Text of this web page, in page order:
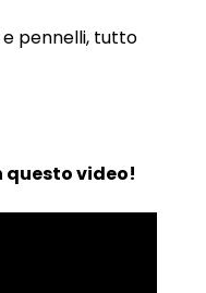
e pennelli, tutto
questo video!